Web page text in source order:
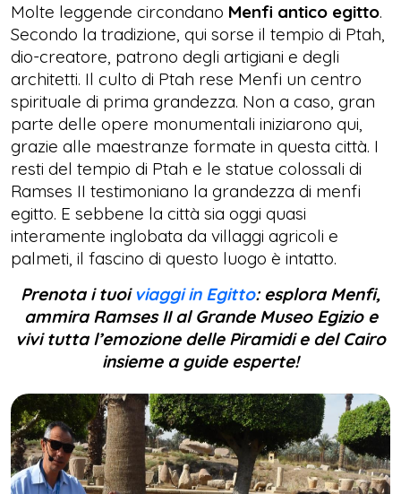
Molte leggende circondano Menfi antico egitto.
Secondo la tradizione, qui sorse il tempio di Ptah,
dio-creatore, patrono degli artigiani e degli
architetti. Il culto di Ptah rese Menfi un centro
spirituale di prima grandezza. Non a caso, gran
parte delle opere monumentali iniziarono qui,
grazie alle maestranze formate in questa città. I
resti del tempio di Ptah e le statue colossali di
Ramses II testimoniano la grandezza di menfi
egitto. E sebbene la città sia oggi quasi
interamente inglobata da villaggi agricoli e
palmeti, il fascino di questo luogo è intatto.
Prenota i tuoiviaggi in Egitto: esplora Menfi,
ammira Ramses II al Grande Museo Egizio e
vivi tutta l’emozione delle Piramidi e del Cairo
insieme a guide esperte!